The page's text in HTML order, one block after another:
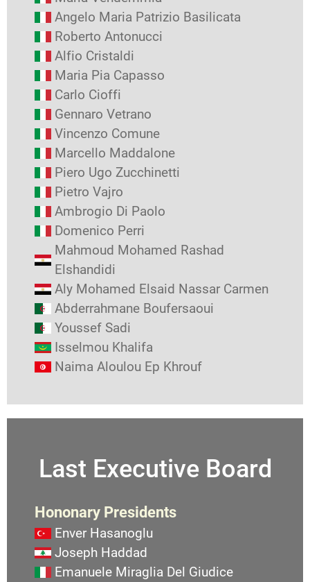
Angelo Maria Patrizio Basilicata
Roberto Antonucci
Alfio Cristaldi
Maria Pia Capasso
Carlo Cioffi
Gennaro Vetrano
Vincenzo Comune
Marcello Maddalone
Piero Ugo Zucchinetti
Pietro Vajro
Ambrogio Di Paolo
Domenico Perri
Mahmoud Mohamed Rashad
Elshandidi
Aly Mohamed Elsaid Nassar Carmen
Abderrahmane Boufersaoui
Youssef Sadi
Isselmou Khalifa
Naima Aloulou Ep Khrouf
Last Executive Board
Hononary Presidents
Enver Hasanoglu
Joseph Haddad
Emanuele Miraglia Del Giudice